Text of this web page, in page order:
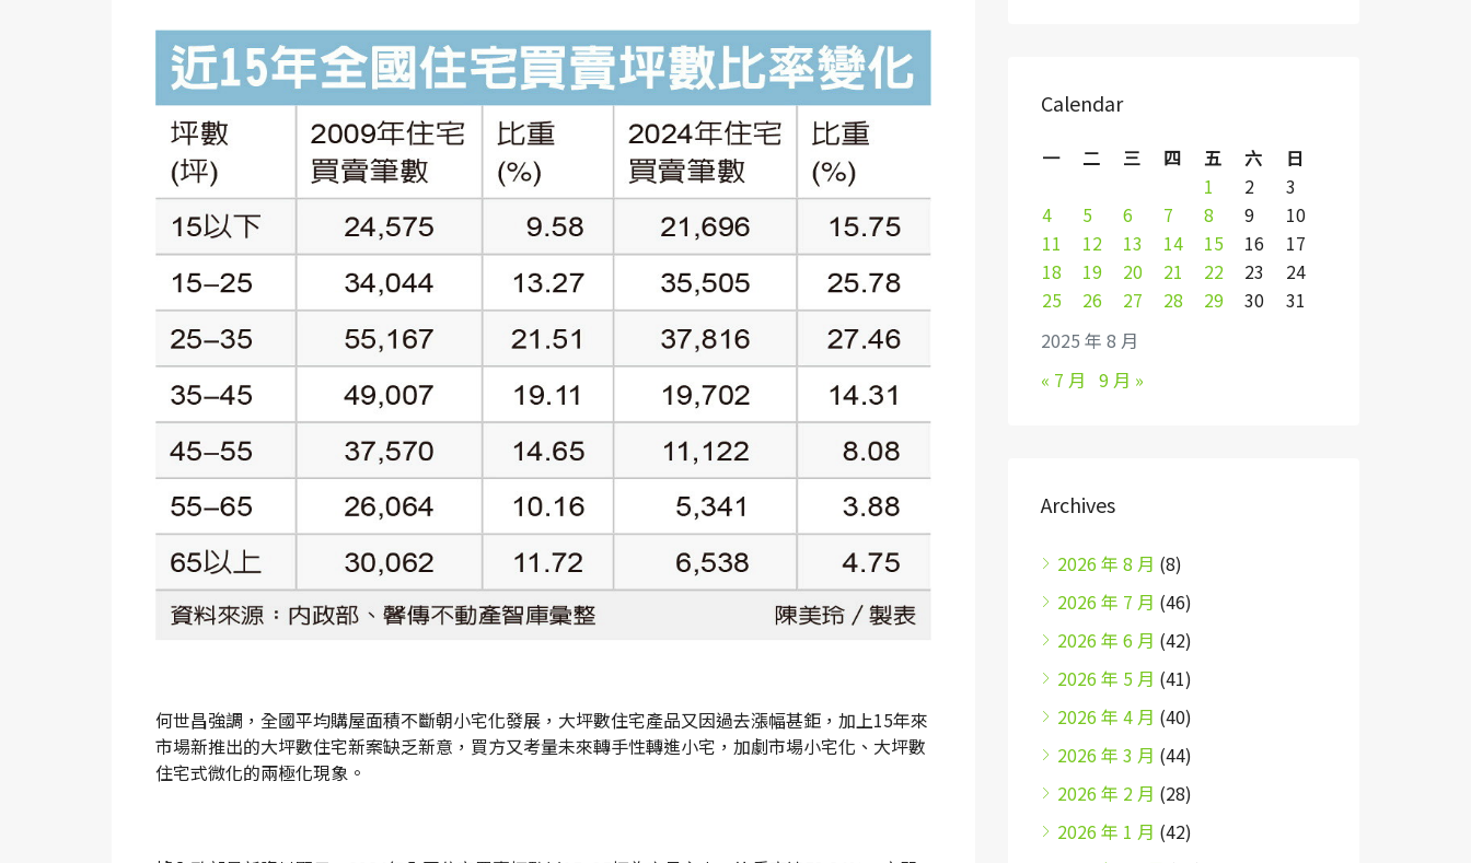
何世昌強調，全國平均購屋面積不斷朝小宅化發展，大坪數住宅產品又因過去漲幅甚鉅，加上15年來
市場新推出的大坪數住宅新案缺乏新意，買方又考量未來轉手性轉進小宅，加劇市場小宅化、大坪數
住宅式微化的兩極化現象。
Calendar
2025 年 8 月
一 二 三 四 五 六
日
1
2
3
4
5 6 7 8 9
10
11
12 13 14 15 16
17
18
19 20 21 22 23
24
25
26 27 28 29 30 31
« 7 月 9 月 »
Archives
2026 年 8 月 (8)
2026 年 7 月 (46)
2026 年 6 月 (42)
2026 年 5 月 (41)
2026 年 4 月 (40)
2026 年 3 月 (44)
2026 年 2 月 (28)
2026 年 1 月 (42)